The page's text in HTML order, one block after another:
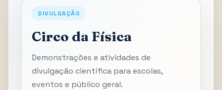
DIVULGAÇÃO
Circo da Física
Demonstrações e atividades de
divulgação científica para escolas,
eventos e público geral.